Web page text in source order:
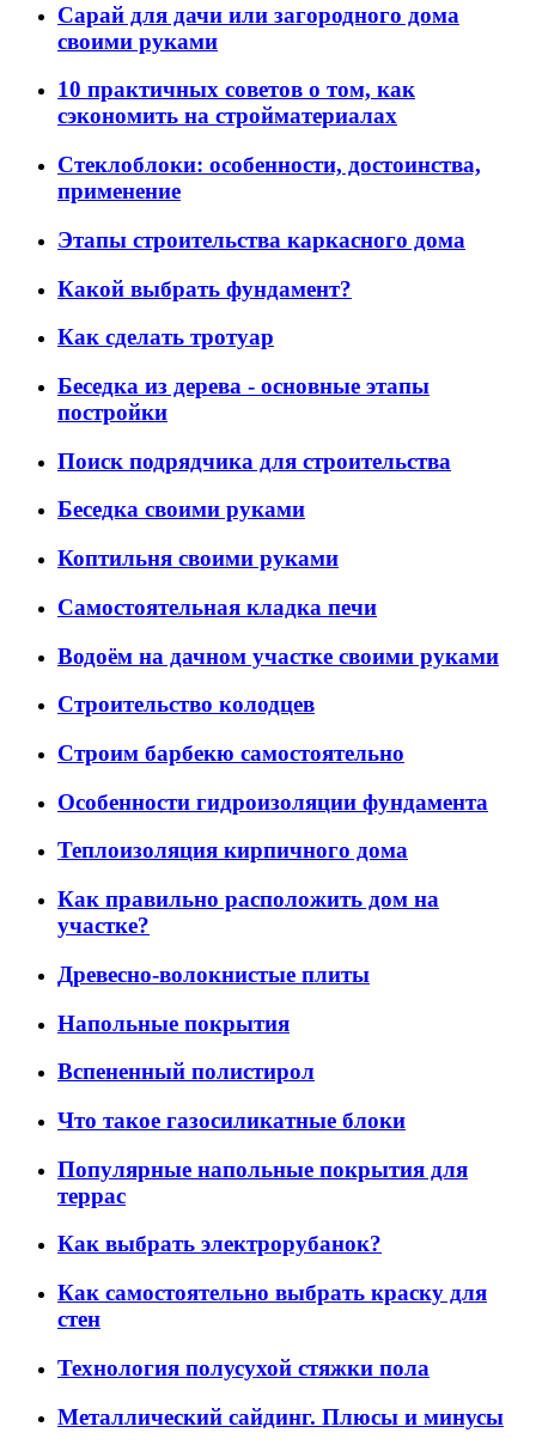
Сарай для дачи или загородного дома
своими руками
10 практичных советов о том, как
сэкономить на стройматериалах
Стеклоблоки: особенности, достоинства,
применение
Этапы строительства каркасного дома
Какой выбрать фундамент?
Как сделать тротуар
Беседка из дерева - основные этапы
постройки
Поиск подрядчика для строительства
Беседка своими руками
Коптильня своими руками
Самостоятельная кладка печи
Водоём на дачном участке своими руками
Строительство колодцев
Строим барбекю самостоятельно
Особенности гидроизоляции фундамента
Теплоизоляция кирпичного дома
Как правильно расположить дом на
участке?
Древесно-волокнистые плиты
Напольные покрытия
Вспененный полистирол
Что такое газосиликатные блоки
Популярные напольные покрытия для
террас
Как выбрать электрорубанок?
Как самостоятельно выбрать краску для
стен
Технология полусухой стяжки пола
Металлический сайдинг. Плюсы и минусы